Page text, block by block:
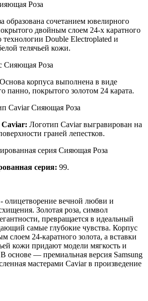
образована сочетанием ювелирного
двойным слоем 24-х каратного
технологии Double Electroplated и
телячьей кожи.
Основа корпуса выполнена в виде
панно, покрытого золотом 24 карата.
Caviar: Логотип Caviar выгравирован на
граней лепестков.
серия: 99.
олицетворение вечной любви и
Золотая роза, символ
превращается в идеальный
самые глубокие чувства. Корпус
слоем 24-каратного золота, а вставки
кожи придают модели мягкость и
основе — премиальная версия Samsung
мастерами Caviar в произведение